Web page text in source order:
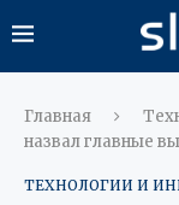
Главная
назвал главные
ТЕХНОЛОГИИ И